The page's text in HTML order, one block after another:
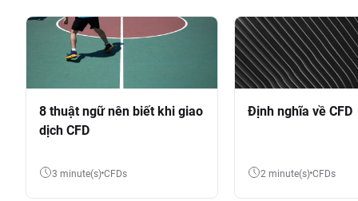
8 thuật ngữ nên biết khi giao
dịch CFD
3 minute(s) CFDs
Định nghĩa về CFD
2 minute(s) CFDs